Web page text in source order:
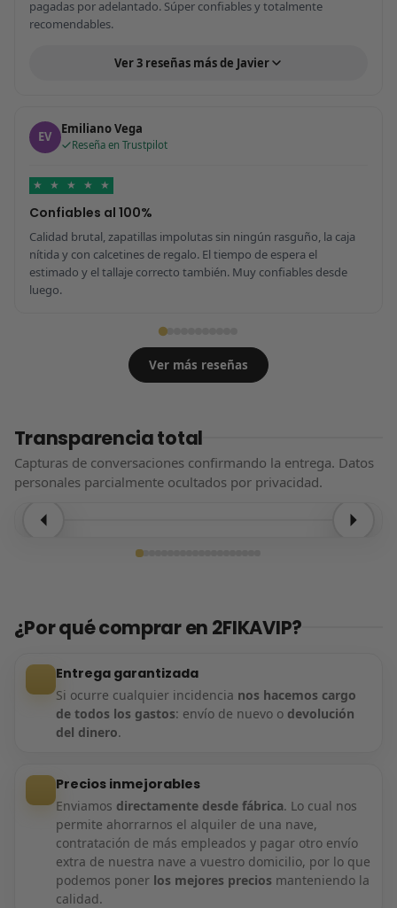
pagadas por adelantado. Súper confiables y totalmente
recomendables.
Ver 3 reseñas más de Javier
EV Emiliano Vega
Reseña en Trustpilot
★ ★ ★ ★ ★
Confiables al 100%
Calidad brutal, zapatillas impolutas sin ningún rasguño, la caja
nítida y con calcetines de regalo. El tiempo de espera el
estimado y el tallaje correcto también. Muy confiables desde
luego.
Ver más reseñas
Transparencia total
Capturas de conversaciones confirmando la entrega. Datos
personales parcialmente ocultados por privacidad.
¿Por qué comprar en 2FIKAVIP?
Entrega garantizada
Si ocurre cualquier incidencia nos hacemos cargo
de todos los gastos: envío de nuevo o devolución
del dinero.
Precios inmejorables
Enviamos directamente desde fábrica. Lo cual nos
permite ahorrarnos el alquiler de una nave,
contratación de más empleados y pagar otro envío
extra de nuestra nave a vuestro domicilio, por lo que
podemos poner los mejores precios manteniendo la
calidad.